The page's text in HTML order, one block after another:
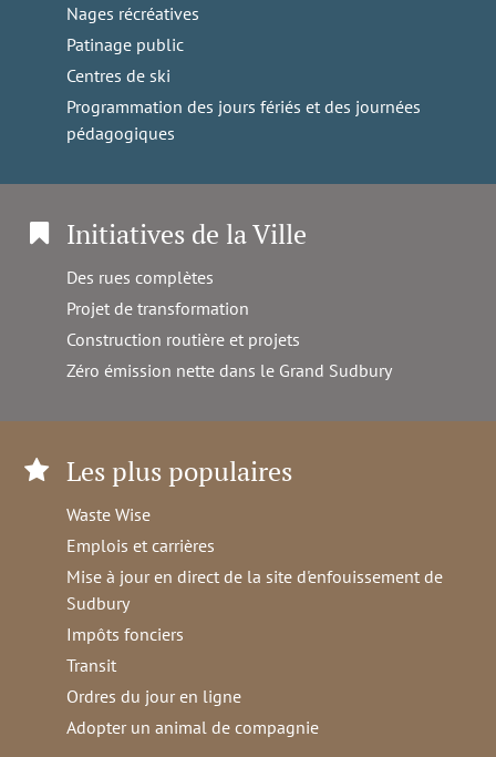
Nages récréatives
Patinage public
Centres de ski
Programmation des jours fériés et des journées
pédagogiques
Initiatives de la Ville
Des rues complètes
Projet de transformation
Construction routière et projets
Zéro émission nette dans le Grand Sudbury
Les plus populaires
Waste Wise
Emplois et carrières
Mise à jour en direct de la site d'enfouissement de
Sudbury
Impôts fonciers
Transit
Ordres du jour en ligne
Adopter un animal de compagnie